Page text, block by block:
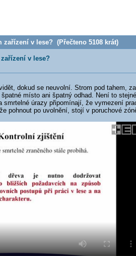
zařízení v lese? (Přečteno 5108 krát)
v lese?
dokud se neuvolní. Strom pod tahem,
místo ani špatný odhad. Není to
smrtelné úrazy připomínají, že vymezení
pohnout po uvolnění, stojí v poruchové